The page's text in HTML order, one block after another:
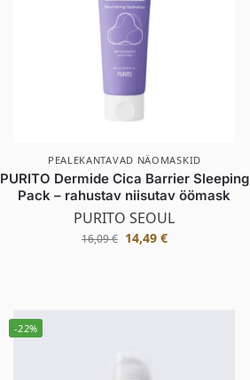
PEALEKANTAVAD NÄOMASKID
PURITO Dermide Cica Barrier Sleeping
Pack – rahustav niisutav öömask
PURITO SEOUL
16,09€ 14,49 €
-22%